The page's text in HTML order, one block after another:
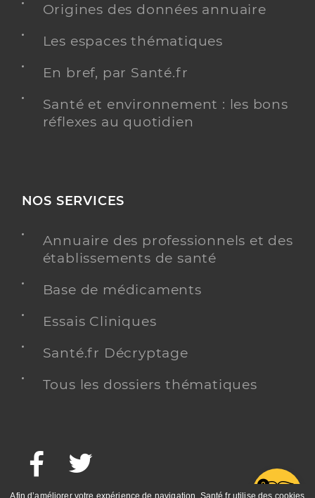
Origines des données annuaire
Les espaces thématiques
En bref, par Santé.fr
Santé et environnement : les bons
réflexes au quotidien
NOS SERVICES
Annuaire des professionnels et des
établissements de santé
Base de médicaments
Essais Cliniques
Santé.fr Décryptage
Tous les dossiers thématiques
Facebook
Afin d’améliorer votre expérience de navigation, Santé.fr utilise des cookies